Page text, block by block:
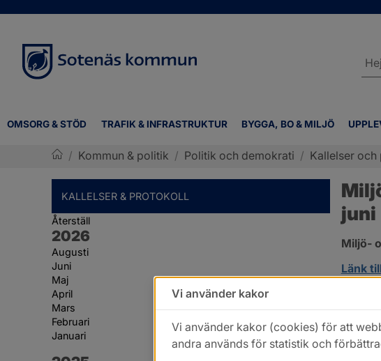
OMSORG & STÖD TRAFIK & INFRASTRUKTUR BYGGA, BO & MILJÖ
/ Kommun & politik / Politik och demokrati / Kallelser
KALLELSER & PROTOKOLL
Återställ
År:
2026
Augusti
Juni
Maj
April
Mars
Februari
Januari
juni
Miljö-
Länk
Vi använder kakor
Vi använder kakor (cookies) för att
andra används för statistik och